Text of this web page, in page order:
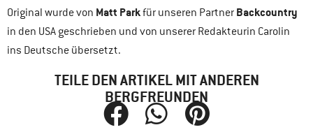
Original wurde von Matt Parkfür unseren Partner Backcountry
in den USA geschrieben und von unserer Redakteurin Carolin
ins Deutsche übersetzt.
TEILE DEN ARTIKEL MIT ANDEREN
BERGFREUNDEN